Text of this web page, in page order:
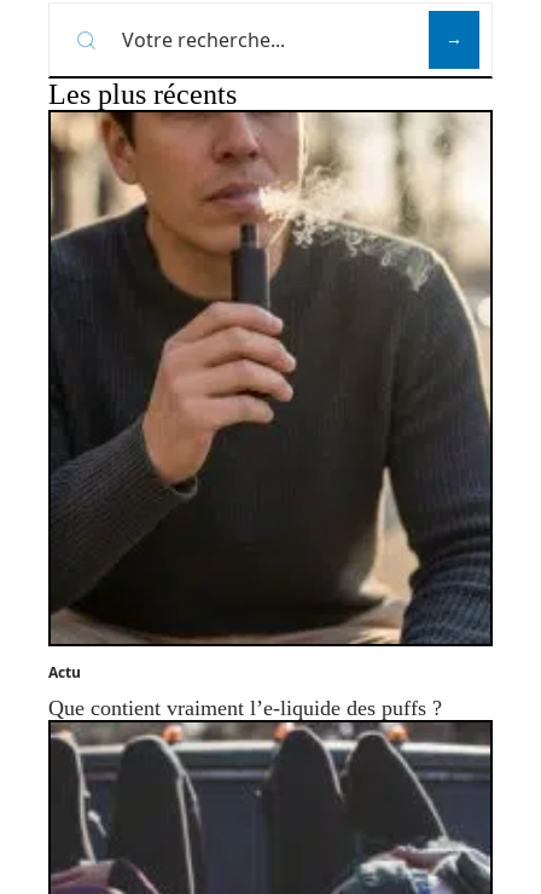
Les plus récents
Actu
Que contient vraiment l’e-liquide des puffs ?